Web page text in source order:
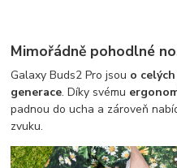
Mimořádně pohodlné
Galaxy Buds2 Pro jsou o
generace. Díky svému
padnou do ucha a zároveň
zvuku.